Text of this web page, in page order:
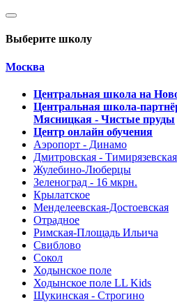
Выберите школу
Москва
Центральная школа на
Центральная школа-
Мясницкая - Чистые пруды
Центр онлайн обучения
Аэропорт - Динамо
Дмитровская - Тимирязевская
Жулебино-Люберцы
Зеленоград - 16 мкрн.
Крылатское
Менделеевская-Достоевская
Отрадное
Римская-Площадь Ильича
Свиблово
Сокол
Ходынское поле
Ходынское поле LL Kids
Щукинская - Строгино